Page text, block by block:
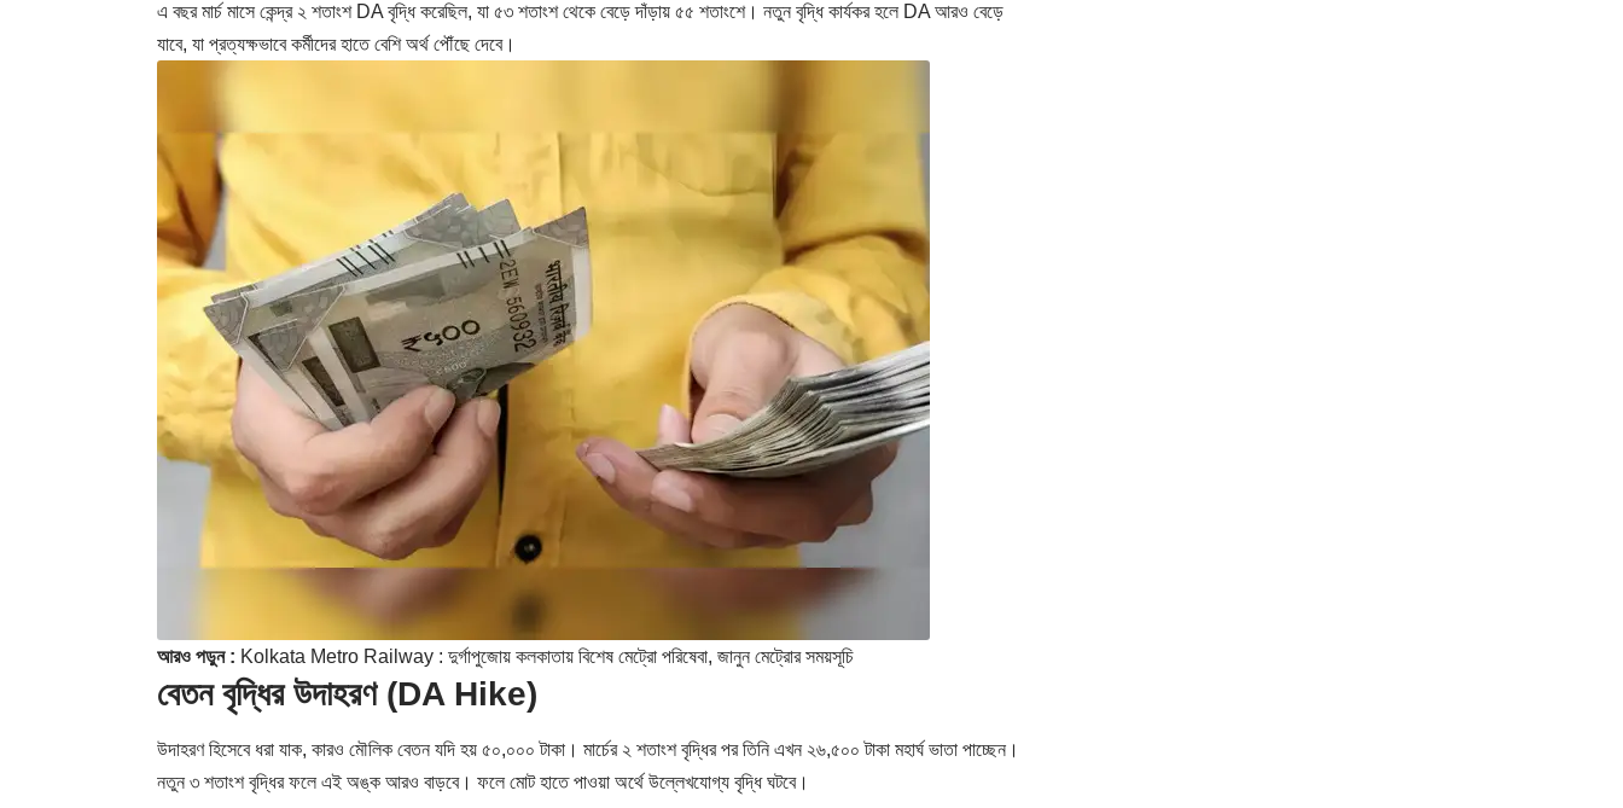
এ বছর মার্চ মাসে কেন্দ্র ২ শতাংশ DA বৃদ্ধি করেছিল, যা ৫৩ শতাংশ থেকে বেড়ে দাঁড়ায় ৫৫ শতাংশে। নতুন বৃদ্ধি কার্যকর হলে DA আরও বেড়ে
যাবে, যা প্রত্যক্ষভাবে কর্মীদের হাতে বেশি অর্থ পৌঁছে দেবে।
আরও পড়ুন : Kolkata Metro Railway : দুর্গাপুজোয় কলকাতায় বিশেষ মেট্রো পরিষেবা, জানুন মেট্রোর সময়সূচি
বেতন বৃদ্ধির উদাহরণ (DA Hike)
উদাহরণ হিসেবে ধরা যাক, কারও মৌলিক বেতন যদি হয় ৫০,০০০ টাকা। মার্চের ২ শতাংশ বৃদ্ধির পর তিনি এখন ২৬,৫০০ টাকা মহার্ঘ ভাতা পাচ্ছেন।
নতুন ৩ শতাংশ বৃদ্ধির ফলে এই অঙ্ক আরও বাড়বে। ফলে মোট হাতে পাওয়া অর্থে উল্লেখযোগ্য বৃদ্ধি ঘটবে।